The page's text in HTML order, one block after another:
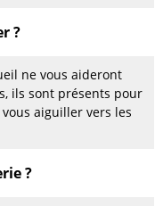
?
ne vous aideront
ils sont présents pour
aiguiller vers les
?